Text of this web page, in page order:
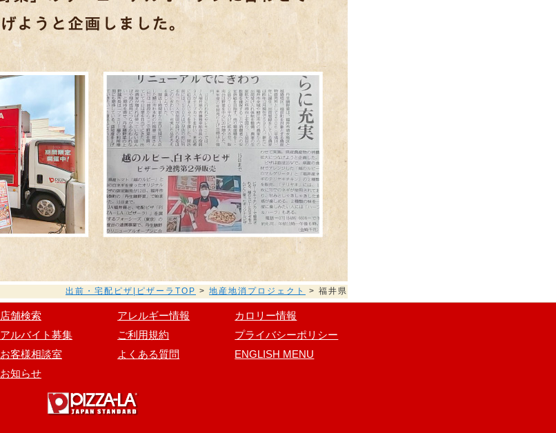
出前・宅配ピザ|ピザーラTOP > 地産地消プロジェクト > 福井県
店舗検索 アレルギー情報
カロリー情報
アルバイト募集 ご利用規約
プライバシーポリシー
お客様相談室 よくある質問
ENGLISH MENU
お知らせ